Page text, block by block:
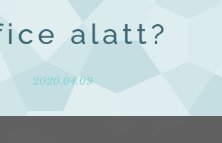
alatt?
2020.04.09